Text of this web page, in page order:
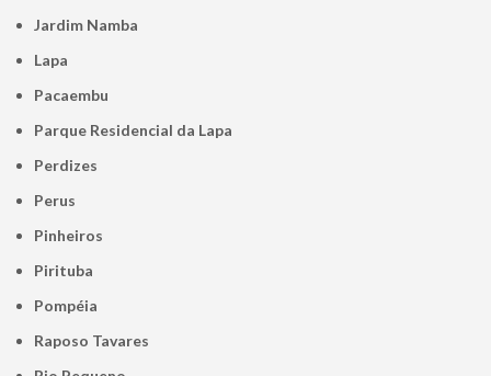
Jardim Namba
Lapa
Pacaembu
Parque Residencial da Lapa
Perdizes
Perus
Pinheiros
Pirituba
Pompéia
Raposo Tavares